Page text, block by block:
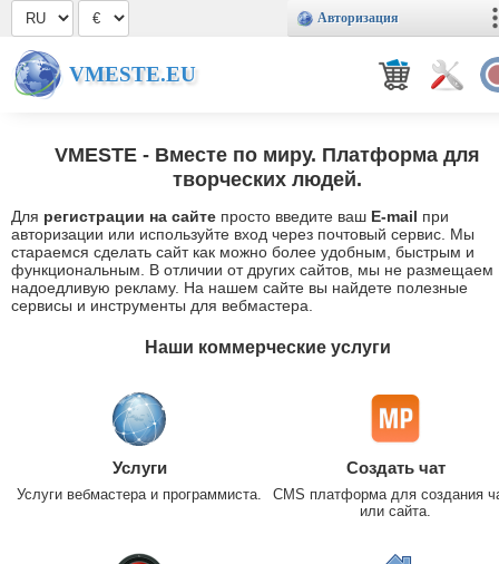
Авторизация
VMESTE.EU
VMESTE - Вместе по миру. Платформа для
творческих людей.
Для регистрации на сайте просто введите ваш E-mail при
авторизации или используйте вход через почтовый сервис. Мы
стараемся сделать сайт как можно более удобным, быстрым и
функциональным. В отличии от других сайтов, мы не размещаем
надоедливую рекламу. На нашем сайте вы найдете полезные
сервисы и инструменты для вебмастера.
Наши коммерческие услуги
Услуги
Услуги вебмастера и программиста.
Создать чат
CMS платформа для создания
или сайта.